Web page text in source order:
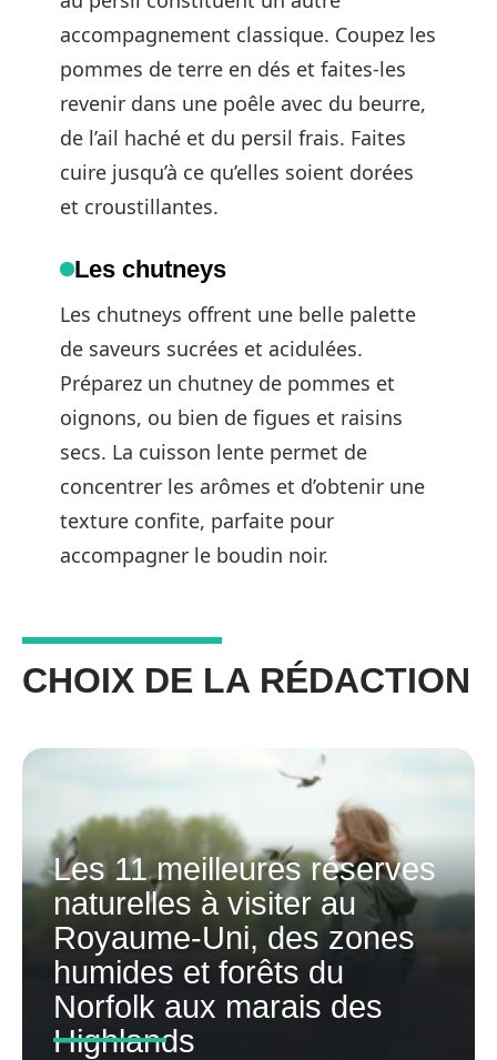
accompagnement classique. Coupez les
pommes de terre en dés et faites-les
revenir dans une poêle avec du beurre,
de l’ail haché et du persil frais. Faites
cuire jusqu’à ce qu’elles soient dorées
et croustillantes.
Les chutneys
Les chutneys offrent une belle palette
de saveurs sucrées et acidulées.
Préparez un chutney de pommes et
oignons, ou bien de figues et raisins
secs. La cuisson lente permet de
concentrer les arômes et d’obtenir une
texture confite, parfaite pour
accompagner le boudin noir.
CHOIX DE LA RÉDACTION
Les 11 meilleures réserves
naturelles à visiter au
Royaume-Uni, des zones
humides et forêts du
Norfolk aux marais des
Highlands